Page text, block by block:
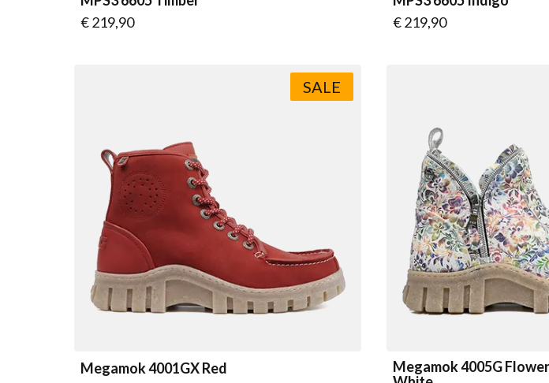
Vanaf
€ 219,90
Vanaf
€ 219,90
Megamok 4001GX Red
SALE
Megamok 4005G